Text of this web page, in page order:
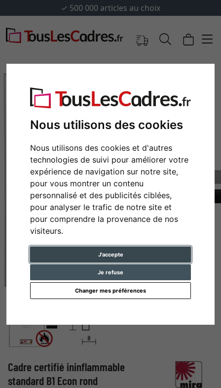
Nous utilisons des cookies
Nous utilisons des cookies et d'autres
technologies de suivi pour améliorer votre
expérience de navigation sur notre site,
pour vous montrer un contenu
personnalisé et des publicités ciblées,
pour analyser le trafic de notre site et
pour comprendre la provenance de nos
visiteurs.
J'accepte
Je refuse
Changer mes préférences
✓ 500 000 articles au choix
Retour
Cadre certifié ininflammable
standard B1 Econ rond